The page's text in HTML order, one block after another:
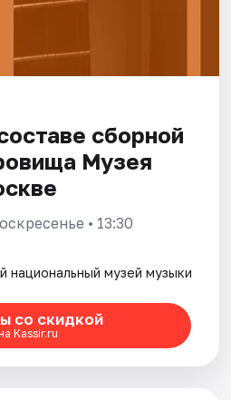
сборной
Музея
• 13:30
национальный музей музыки
со скидкой
Kassir.ru